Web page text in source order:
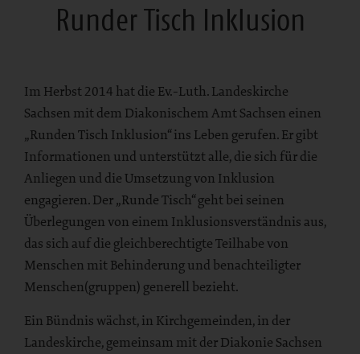
Runder Tisch Inklusion
Im Herbst 2014 hat die Ev.-Luth. Landeskirche
Sachsen mit dem Diakonischem Amt Sachsen einen
„Runden Tisch Inklusion“ ins Leben gerufen. Er gibt
Informationen und unterstützt alle, die sich für die
Anliegen und die Umsetzung von Inklusion
engagieren. Der „Runde Tisch“ geht bei seinen
Überlegungen von einem Inklusionsverständnis aus,
das sich auf die gleichberechtigte Teilhabe von
Menschen mit Behinderung und benachteiligter
Menschen(gruppen) generell bezieht.
Ein Bündnis wächst, in Kirchgemeinden, in der
Landeskirche, gemeinsam mit der Diakonie Sachsen